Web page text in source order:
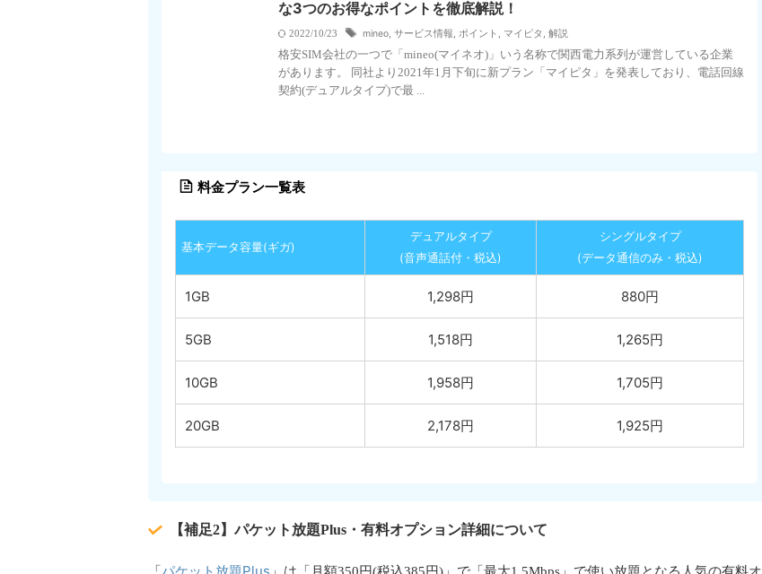
な3つのお得なポイントを徹底解説！
2022/10/23 mineo, サービス情報, ポイント , マイピタ , 解説
格安SIM会社の一つで「mineo(マイネオ)」いう名称で関西電力系列が運営している企業
があります。 同社より2021年1月下旬に新プラン「マイピタ」を発表しており、電話回線
契約(デュアルタイプ)で最 ...
料金プラン一覧表
基本データ容量(ギガ)
デュアルタイプ
(音声通話付・税込)
シングルタイプ
(データ通信のみ・税込)
1GB 1,298円 880円
5GB 1,518円 1,265円
10GB 1,958円 1,705円
20GB 2,178円 1,925円
【補足2】パケット放題Plus・有料オプション詳細について